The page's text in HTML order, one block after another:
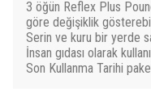
3 öğün Reflex Plus
göre değişiklik
Serin ve kuru bir yerde
İnsan gıdası olarak
Son Kullanma Tarihi